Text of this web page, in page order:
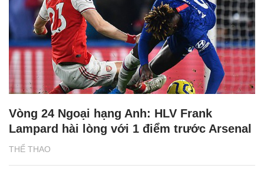
THỂ THAO
Vòng 24 Ngoại hạng Anh: HLV Frank
Lampard hài lòng với 1 điểm trước Arsenal